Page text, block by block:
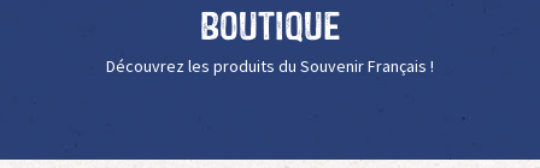
Boutique
Découvrez les produits du Souvenir Français !